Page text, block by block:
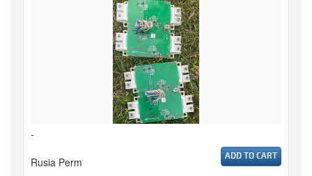
-
Rusia Perm ADD TO CART